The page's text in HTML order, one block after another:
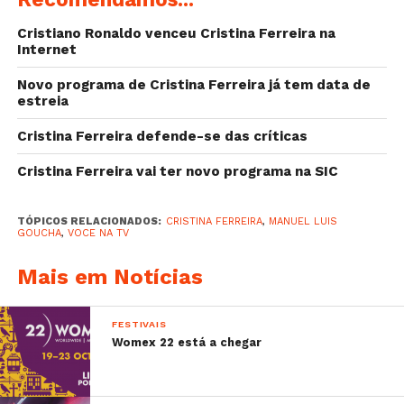
desesperado
–Carolina Deslandes partilha foto na sanita
Cristiano Ronaldo venceu Cristina Ferreira na
Internet
Novo programa de Cristina Ferreira já tem data de
estreia
Cristina Ferreira defende-se das críticas
Cristina Ferreira vai ter novo programa na SIC
TÓPICOS RELACIONADOS: CRISTINA FERREIRA, MANUEL LUIS
GOUCHA, VOCE NA TV
Mais em Notícias
FESTIVAIS
Womex 22 está a chegar